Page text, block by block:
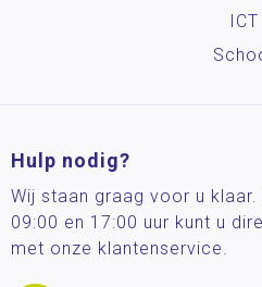
ICT
Hulp nodig?
Wij staan graag voor u
09:00 en 17:00 uur kunt u
met onze klantenservice.